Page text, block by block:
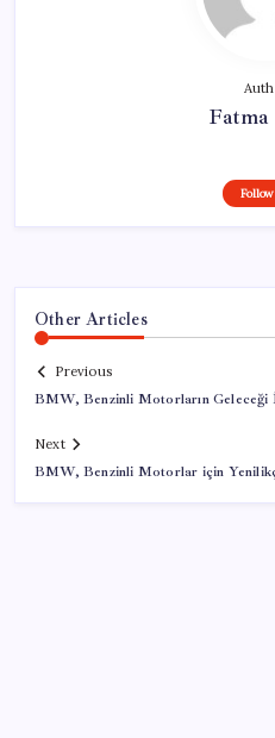
Other Articles
Previous
BMW, Benzinli Motorların Geleceği
Next
BMW, Benzinli Motorlar için